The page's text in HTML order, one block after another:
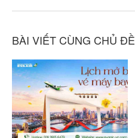
BÀI VIẾT CÙNG CHỦ ĐỀ